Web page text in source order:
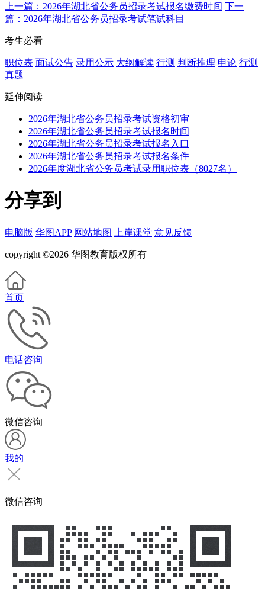
上一篇：2026年湖北省公务员招录考试报名缴费时间 下一
篇：2026年湖北省公务员招录考试笔试科目
考生必看
职位表 面试公告 录用公示 大纲解读 行测 判断推理 申论 行测
真题
延伸阅读
2026年湖北省公务员招录考试资格初审
2026年湖北省公务员招录考试报名时间
2026年湖北省公务员招录考试报名入口
2026年湖北省公务员招录考试报名条件
2026年度湖北省公务员考试录用职位表（8027名）
分享到
电脑版 华图APP 网站地图 上岸课堂 意见反馈
copyright ©2026 华图教育版权所有
首页
电话咨询
微信咨询
我的
微信咨询